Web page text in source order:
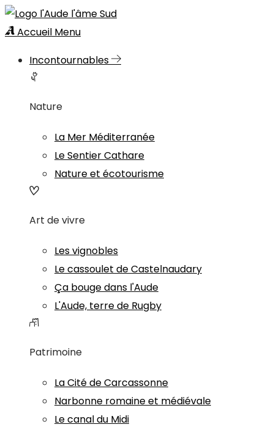
Accueil Menu
Incontournables
Nature
La Mer Méditerranée
Le Sentier Cathare
Nature et écotourisme
Art de vivre
Les vignobles
Le cassoulet de Castelnaudary
Ça bouge dans l'Aude
L'Aude, terre de Rugby
Patrimoine
La Cité de Carcassonne
Narbonne romaine et médiévale
Le canal du Midi